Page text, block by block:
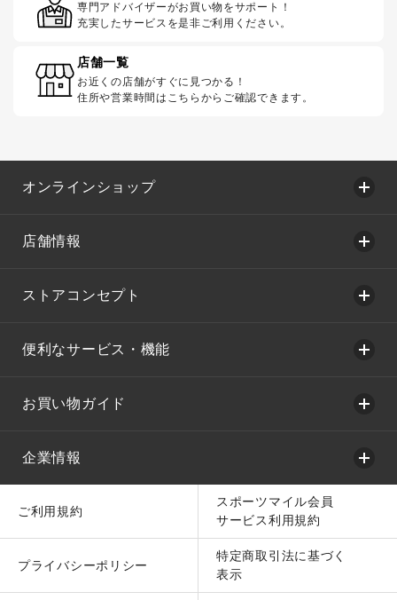
専門アドバイザーがお買い物をサポート！
充実したサービスを是非ご利用ください。
店舗一覧
お近くの店舗がすぐに見つかる！
住所や営業時間はこちらからご確認できます。
オンラインショップ
店舗情報
ストアコンセプト
便利なサービス・機能
お買い物ガイド
企業情報
ご利用規約
スポーツマイル会員
サービス利用規約
プライバシーポリシー
特定商取引法に基づく
表示